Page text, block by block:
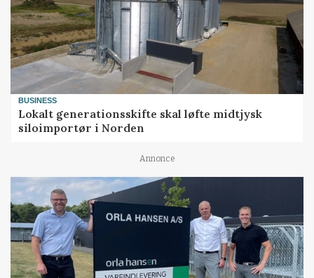
BUSINESS
Lokalt generationsskifte skal løfte midtjysk
siloimportør i Norden
Annonce